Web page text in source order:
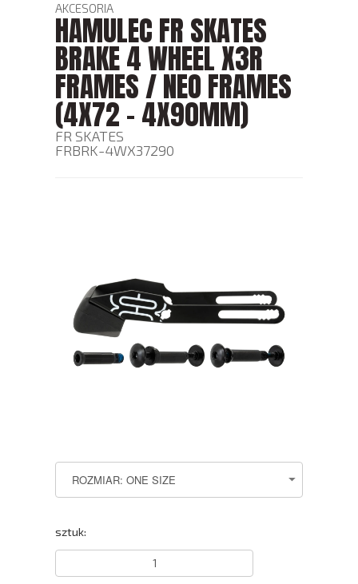
AKCESORIA
HAMULEC FR SKATES
BRAKE 4 WHEEL X3R
FRAMES / NEO FRAMES
(4X72 - 4X90MM)
FR SKATES
FRBRK-4WX37290
sztuk: